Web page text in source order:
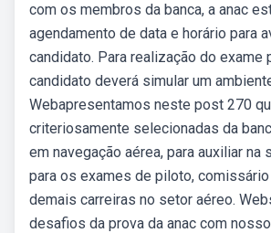
com os membros da banca, a anac
agendamento de data e horário para
candidato. Para realização do exame
candidato deverá simular um
Webapresentamos neste post 270
criteriosamente selecionadas da
em navegação aérea, para auxiliar na
para os exames de piloto,
demais carreiras no setor aéreo.
desafios da prova da anac com